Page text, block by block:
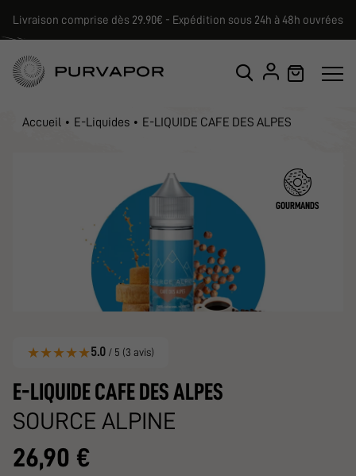
Livraison comprise dès 29.90€ - Expédition sous 24h à 48h ouvrées
Accueil E-Liquides E-LIQUIDE CAFE DES ALPES
GOURMANDS
★★★★★5.0 / 5 (3 avis)
E-LIQUIDE CAFE DES ALPES
SOURCE ALPINE
26,90 €